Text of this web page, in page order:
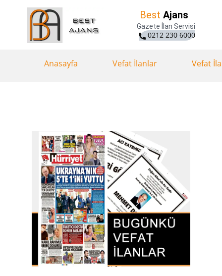
Best Ajans
Gazete İlan Servisi
0212 230 6000
Anasayfa Vefat İlanlar Vefat